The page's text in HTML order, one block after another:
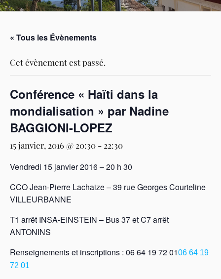
« Tous les Évènements
Cet évènement est passé.
Conférence « Haïti dans la
mondialisation » par Nadine
BAGGIONI-LOPEZ
15 janvier, 2016 @ 20:30 - 22:30
Vendredi 15 janvier 2016 – 20 h 30
CCO Jean-Pierre Lachaize – 39 rue Georges Courteline
VILLEURBANNE
T1 arrêt INSA-EINSTEIN – Bus 37 et C7 arrêt
ANTONINS
Renseignements et inscriptions : 06 64 19 72 0106 64 19
72 01